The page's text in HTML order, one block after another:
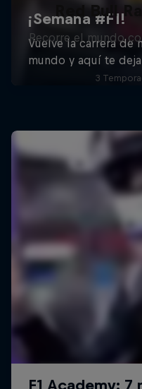
Red Bull
Recorre el mundo
3